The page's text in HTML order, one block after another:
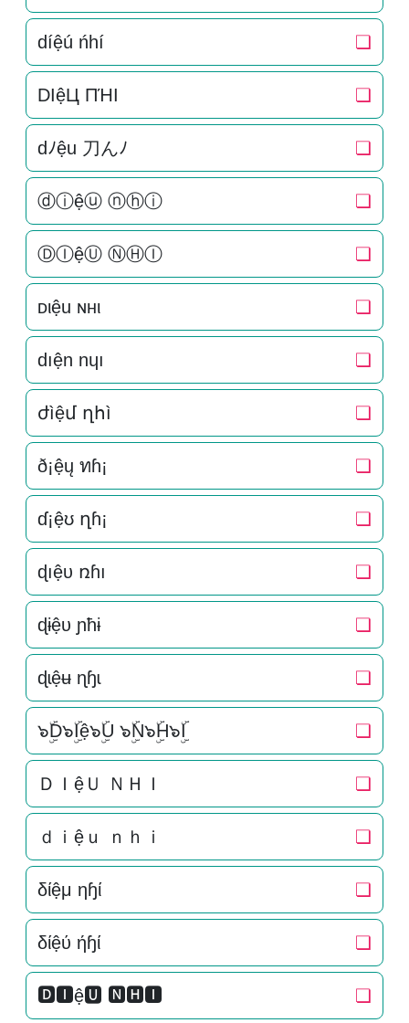
díệú ńhí ❏
DIệЦ ПΉI ❏
dﾉệu 刀んﾉ ❏
ⓓⓘệⓤ ⓝⓗⓘ ❏
ⒹⒾệⓊ ⓃⒽⒾ ❏
ᴅιệu ɴнι ❏
dıện nɥı ❏
ժìệմ ղհì ❏
ð¡ệų ทɦ¡ ❏
ɗ¡ệʊ ղɦ¡ ❏
ɖıệυ ռɦı ❏
ɖɨệυ ɲħɨ ❏
ɖɩệʉ ɳɧɩ ❏
๖ۣۜD๖ۣۜIệ๖ۣۜU ๖ۣۜN๖ۣۜH๖ۣۜI ❏
ＤＩệＵ ＮＨＩ ❏
ｄｉệｕ ｎｈｉ ❏
δίệμ ηɧί ❏
δίệύ ήɧί ❏
🅳🅸ệ🆄 🅽🅷🅸 ❏